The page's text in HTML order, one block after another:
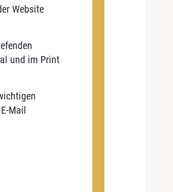
Website
und im Print
Mail